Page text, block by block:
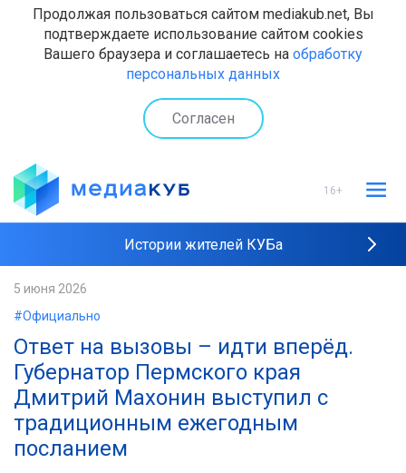
Продолжая пользоваться сайтом mediakub.net, Вы
подтверждаете использование сайтом cookies
Вашего браузера и соглашаетесь на обработку
персональных данных
Согласен
16+
Истории жителей КУБа
5 июня 2026
#Официально
Ответ на вызовы – идти вперёд.
Губернатор Пермского края
Дмитрий Махонин выступил с
традиционным ежегодным
посланием